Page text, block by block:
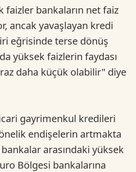
faizler bankaların net faiz
ancak yavaşlayan kredi
eğrisinde terse dönüş
yüksek faizlerin faydası
daha küçük olabilir" diye
gayrimenkul kredileri
endişelerin artmakta
arasındaki yüksek
Bölgesi bankalarına